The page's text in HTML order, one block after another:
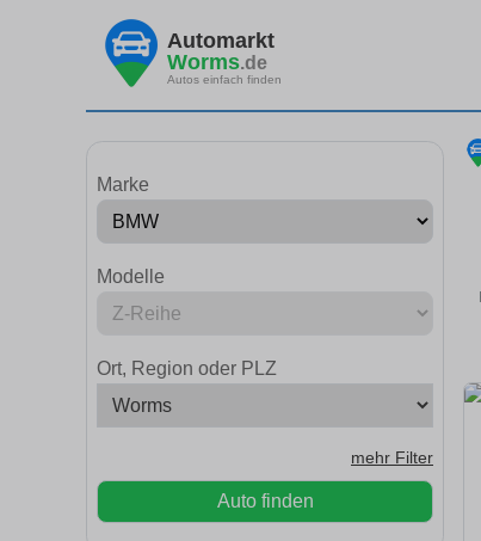
Automarkt
Worms.de
Autos einfach finden
Marke
Modelle
Ort, Region oder PLZ
mehr Filter
Auto finden